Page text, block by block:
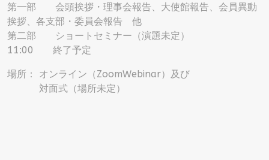
第一部 会頭挨拶・理事会報告、大使館報告、会員異動
挨拶、各支部・委員会報告 他
第二部 ショートセミナー（演題未定）
11:00 終了予定
場所： オンライン（ZoomWebinar）及び
対面式（場所未定）